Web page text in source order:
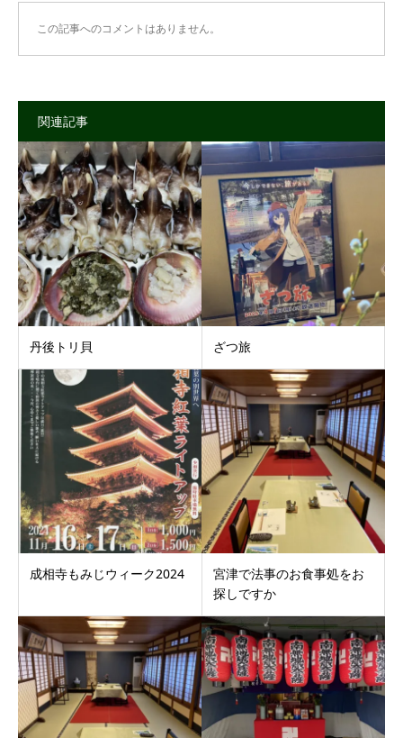
この記事へのコメントはありません。
関連記事
丹後トリ貝 ざつ旅
成相寺もみじウィーク2024
宮津で法事のお食事処をお
探しですか